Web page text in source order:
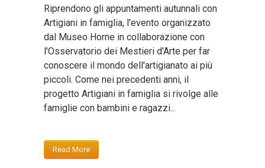
Riprendono gli appuntamenti autunnali con
Artigiani in famiglia, l'evento organizzato
dal Museo Horne in collaborazione con
l'Osservatorio dei Mestieri d'Arte per far
conoscere il mondo dell'artigianato ai più
piccoli. Come nei precedenti anni, il
progetto Artigiani in famiglia si rivolge alle
famiglie con bambini e ragazzi...
Read More